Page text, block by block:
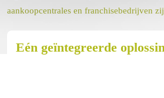
aankoopcentrales en franchisebedrijven
Eén geïntegreerde